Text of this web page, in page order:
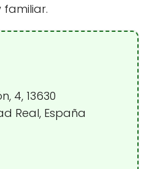
4, 13630
Real, España